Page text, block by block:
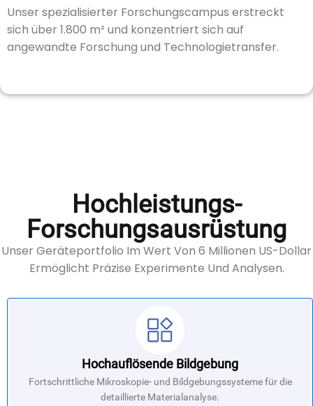
Unser spezialisierter Forschungscampus erstreckt
sich über 1.800 m² und konzentriert sich auf
angewandte Forschung und Technologietransfer.
Hochleistungs-
Forschungsausrüstung
Unser Geräteportfolio Im Wert Von 6 Millionen US-Dollar
Ermöglicht Präzise Experimente Und Analysen.
Hochauflösende Bildgebung
Fortschrittliche Mikroskopie- und Bildgebungssysteme für die
detaillierte Materialanalyse.